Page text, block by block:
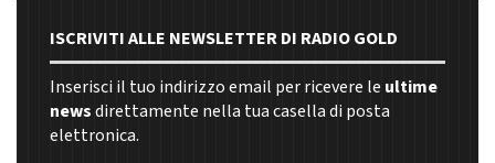
ISCRIVITI ALLE NEWSLETTER DI RADIO GOLD
Inserisci il tuo indirizzo email per ricevere le ultime
newsdirettamente nella tua casella di posta
elettronica.